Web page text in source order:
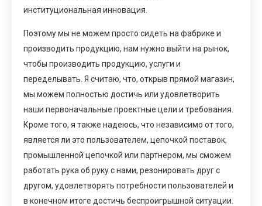
институциональная инновация.
Поэтому мы не можем просто сидеть на фабрике и
производить продукцию, нам нужно выйти на рынок,
чтобы производить продукцию, услуги и
переделывать. Я считаю, что, открыв прямой магазин,
мы можем полностью достичь или удовлетворить
наши первоначальные проектные цели и требования.
Кроме того, я также надеюсь, что независимо от того,
является ли это пользователем, цепочкой поставок,
промышленной цепочкой или партнером, мы сможем
работать рука об руку с нами, резонировать друг с
другом, удовлетворять потребности пользователей и
в конечном итоге достичь беспроигрышной ситуации.